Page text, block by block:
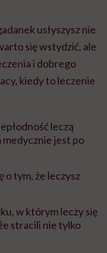
usłyszysz nie
się wstydzić, ale
i dobrego
kiedy to leczenie
leczą
jest po
o tym, że leczysz
w którym leczy się
stracili nie tylko